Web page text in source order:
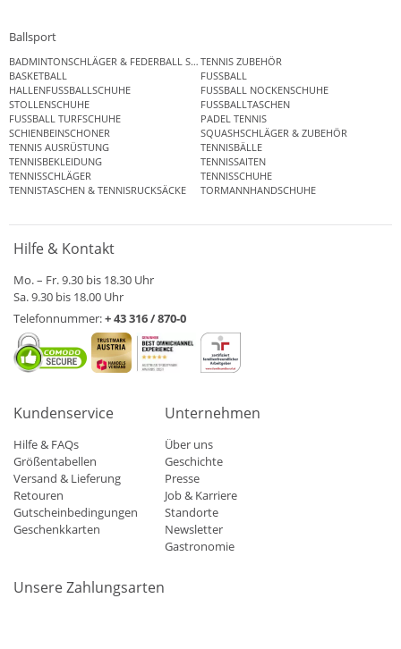
Ballsport
BADMINTONSCHLÄGER & FEDERBALL SETSTENNIS ZUBEHÖR
BASKETBALL
FUSSBALL
HALLENFUSSBALLSCHUHE
FUSSBALL NOCKENSCHUHE
STOLLENSCHUHE
FUSSBALLTASCHEN
FUSSBALL TURFSCHUHE
PADEL TENNIS
SCHIENBEINSCHONER
SQUASHSCHLÄGER & ZUBEHÖR
TENNIS AUSRÜSTUNG
TENNISBÄLLE
TENNISBEKLEIDUNG
TENNISSAITEN
TENNISSCHLÄGER
TENNISSCHUHE
TENNISTASCHEN & TENNISRUCKSÄCKE
TORMANNHANDSCHUHE
Hilfe & Kontakt
Mo. – Fr. 9.30 bis 18.30 Uhr
Sa. 9.30 bis 18.00 Uhr
Telefonnummer:+ 43 316 / 870-0
Kundenservice
Hilfe & FAQs
Größentabellen
Versand & Lieferung
Retouren
Gutscheinbedingungen
Geschenkkarten
Unternehmen
Über uns
Geschichte
Presse
Job & Karriere
Standorte
Newsletter
Gastronomie
Unsere Zahlungsarten